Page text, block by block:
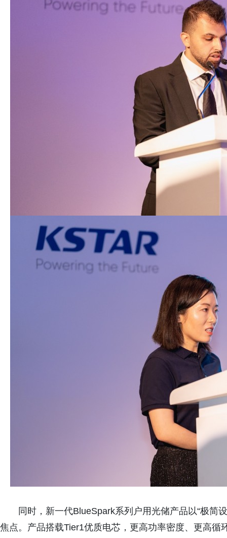
同时，新一代BlueSpark系列户用光储产品以“极简
焦点。产品搭载Tier1优质电芯，更高功率密度、更高